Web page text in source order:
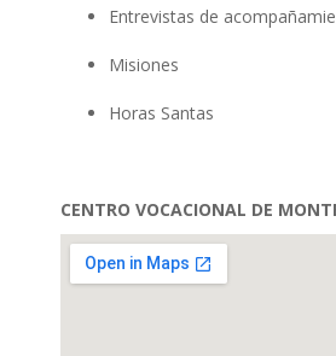
Entrevistas de
Misiones
Horas Santas
CENTRO VOCACIONAL DE